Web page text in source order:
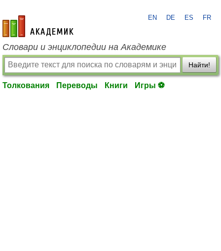
academic.ru
EN DE ES FR
Словари и энциклопедии на Академике
Найти!
Толкования Переводы Книги Игры ⚽